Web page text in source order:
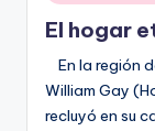
en
El hogar
En la región
William Gay
recluyó en su